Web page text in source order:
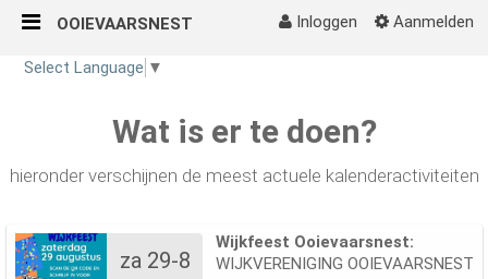
Naar content
Inloggen Aanmelden
OOIEVAARSNEST
Wat is er te doen?
hieronder verschijnen de meest actuele kalenderactiviteiten
za 29-8
Wijkfeest Ooievaarsnest:
WIJKVERENIGING OOIEVAARSNEST
Select Language ▼